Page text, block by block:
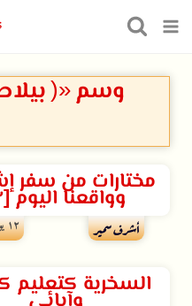
وسم «(
مختارات من سفر
وواقعنا اليوم [۳]
أشرف سمير ۱۲ يوليو ۲۰۲٦
السخرية كتعليم